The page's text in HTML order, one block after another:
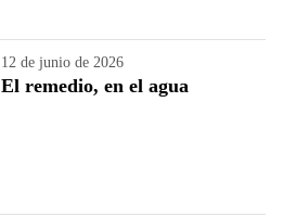
12 de junio de 2026
El remedio, en el agua